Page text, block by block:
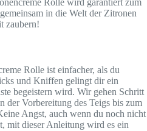
Rolle wird garantiert zum
in die Welt der Zitronen
zaubern!
Rolle ist einfacher, als du
und Kniffen gelingt dir ein
begeistern wird. Wir gehen Schritt
der Vorbereitung des Teigs bis zum
Angst, auch wenn du noch nicht
mit dieser Anleitung wird es ein